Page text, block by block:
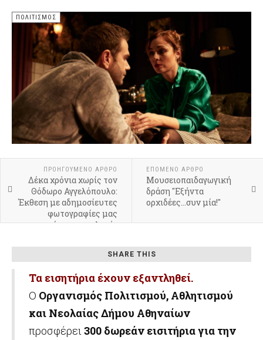
ΠΟΛΙΤΙΣΜΌΣ
ΠΡΟΗΓΟΎΜΕΝΟ ΆΡΘΡΟ
Δέκα χρόνια χωρίς τον
Θόδωρο Αγγελόπουλο:
Έκθεση με αδημοσίευτες
φωτογραφίες μας
μεταφέρει στο «πλατό»
ανολοκλήρωτης ταινίας
του
ΕΠΌΜΕΝΟ ΆΡΘΡΟ
Μουσειοπαιδαγωγική
δράση "Εξήντα
ορχιδέες...συν μία!"
SHARE THIS
Τα εισητήρια έχουν εξαντληθεί.
Ο Οργανισμός Πολιτισμού, Αθλητισμού
και Νεολαίας Δήμου Αθηναίων
προσφέρει300 δωρεάν εισιτήρια για την